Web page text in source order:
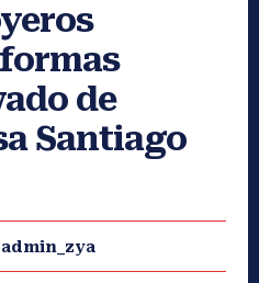
de
Santiago
admin_zya